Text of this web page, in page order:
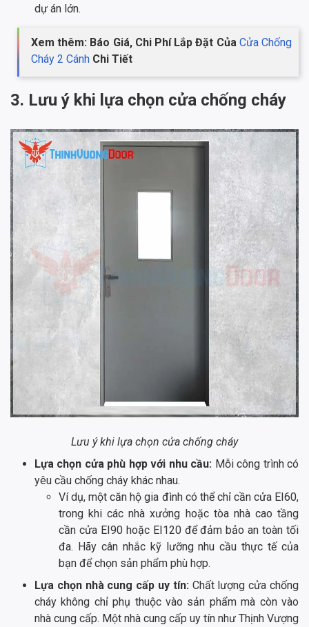
dự án lớn.
Xem thêm: Báo Giá, Chi Phí Lắp Đặt Của Cửa Chống
Cháy 2 Cánh Chi Tiết
3. Lưu ý khi lựa chọn cửa chống cháy
Lưu ý khi lựa chọn cửa chống cháy
Lựa chọn cửa phù hợp với nhu cầu: Mỗi công trình có
yêu cầu chống cháy khác nhau.
Ví dụ, một căn hộ gia đình có thể chỉ cần cửa EI60,
trong khi các nhà xưởng hoặc tòa nhà cao tầng
cần cửa EI90 hoặc EI120 để đảm bảo an toàn tối
đa. Hãy cân nhắc kỹ lưỡng nhu cầu thực tế của
bạn để chọn sản phẩm phù hợp.
Lựa chọn nhà cung cấp uy tín: Chất lượng cửa chống
cháy không chỉ phụ thuộc vào sản phẩm mà còn vào
nhà cung cấp. Một nhà cung cấp uy tín như Thịnh Vượng